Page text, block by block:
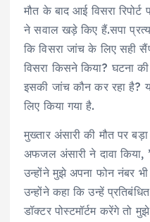
मौत के बाद आई विसरा
ने सवाल खड़े किए हैं.सपा
कि विसरा जांच के लिए सही
विसरा किसने किया? घटना
इसकी जांच कौन कर रहा है?
लिए किया गया है.
मुख्तार अंसारी की मौत पर
अफजल अंसारी ने दावा क‍िया,
उन्होंने मुझे अपना फोन नंबर
उन्होंने कहा कि उन्हें
डॉक्टर पोस्टमॉर्टम करेंगे तो